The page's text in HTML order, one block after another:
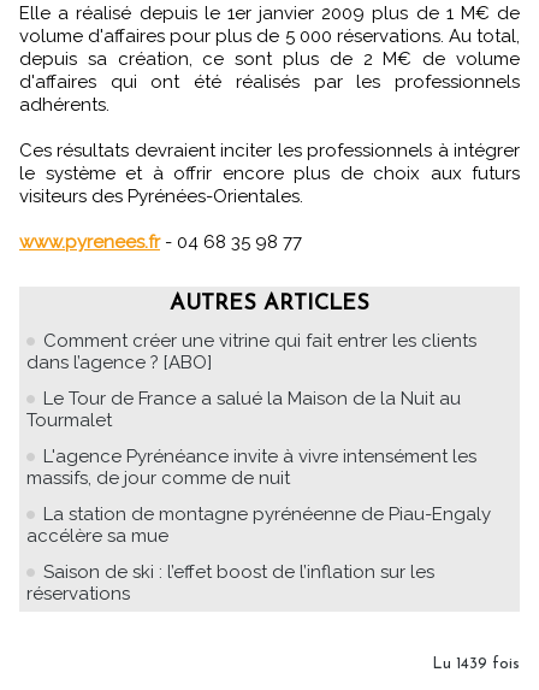
Elle a réalisé depuis le 1er janvier 2009 plus de 1 M€ de
volume d'affaires pour plus de 5 000 réservations. Au total,
depuis sa création, ce sont plus de 2 M€ de volume
d'affaires qui ont été réalisés par les professionnels
adhérents.
Ces résultats devraient inciter les professionnels à intégrer
le système et à offrir encore plus de choix aux futurs
visiteurs des Pyrénées-Orientales.
www.pyrenees.fr- 04 68 35 98 77
AUTRES ARTICLES
Comment créer une vitrine qui fait entrer les clients
dans l’agence ? [ABO]
Le Tour de France a salué la Maison de la Nuit au
Tourmalet
L'agence Pyrénéance invite à vivre intensément les
massifs, de jour comme de nuit
La station de montagne pyrénéenne de Piau-Engaly
accélère sa mue
Saison de ski : l’effet boost de l’inflation sur les
réservations
Lu 1439 fois